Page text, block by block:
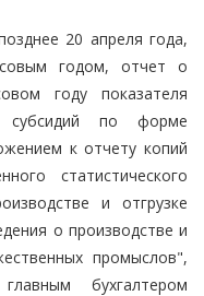
20 апреля года,
годом, отчет о
году показателя
субсидий по форме
к отчету копий
статистического
и отгрузке
о производстве и
промыслов",
бухгалтером